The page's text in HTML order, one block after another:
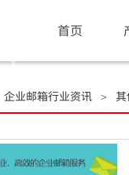
首页
企业邮箱行业资讯 ＞